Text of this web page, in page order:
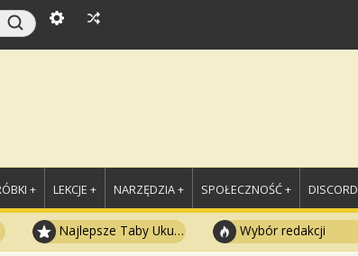
+ LEKCJE + NARZĘDZIA + SPOŁECZNOŚĆ + DISCORD
Najlepsze Taby Ukulele Wybór redakcji